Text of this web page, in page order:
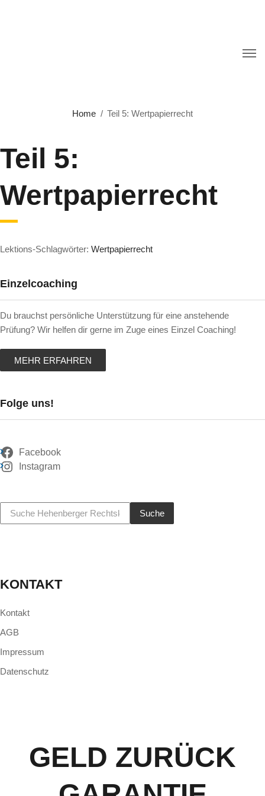
Home Teil 5: Wertpapierrecht
Teil 5:
Wertpapierrecht
Lektions-Schlagwörter: Wertpapierrecht
Einzelcoaching
Du brauchst persönliche Unterstützung für eine anstehende
Prüfung? Wir helfen dir gerne im Zuge eines Einzel Coaching!
MEHR ERFAHREN
Folge uns!
Facebook
Instagram
Suche
KONTAKT
Kontakt
AGB
Impressum
Datenschutz
GELD ZURÜCK